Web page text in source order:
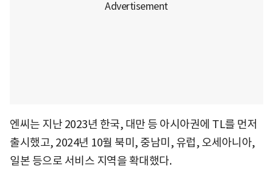
엔씨는 지난 2023년 한국, 대만 등 아시아권에 TL를 먼저
출시했고, 2024년 10월 북미, 중남미, 유럽, 오세아니아,
일본 등으로 서비스 지역을 확대했다.